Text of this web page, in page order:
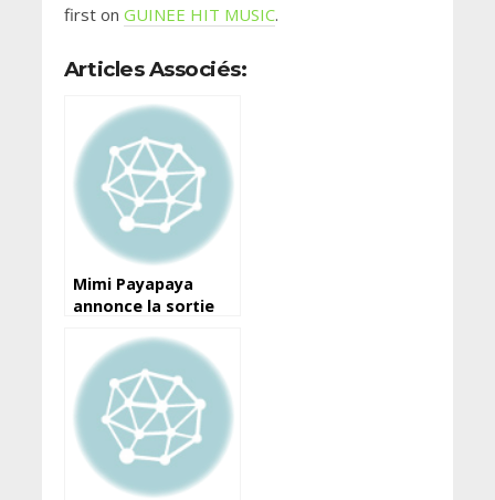
first on GUINEE HIT MUSIC.
Articles Associés:
Mimi Payapaya
annonce la sortie